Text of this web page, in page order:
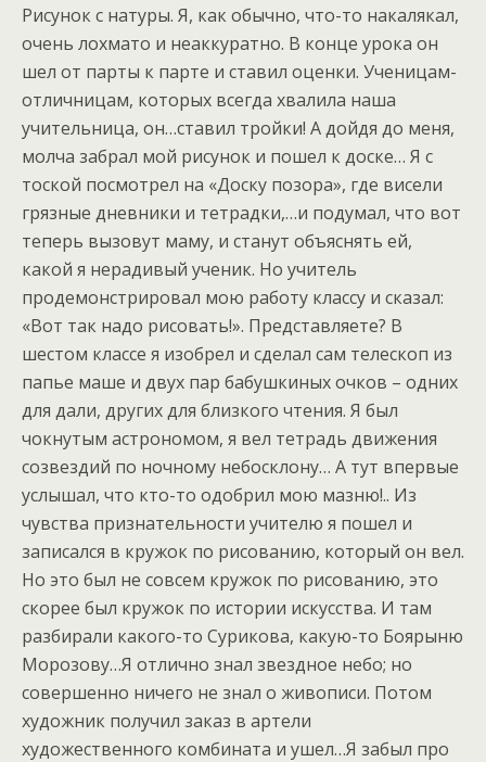
Рисунок с натуры. Я, как обычно, что-то накалякал,
очень лохмато и неаккуратно. В конце урока он
шел от парты к парте и ставил оценки. Ученицам-
отличницам, которых всегда хвалила наша
учительница, он…ставил тройки! А дойдя до меня,
молча забрал мой рисунок и пошел к доске… Я с
тоской посмотрел на «Доску позора», где висели
грязные дневники и тетрадки,…и подумал, что вот
теперь вызовут маму, и станут объяснять ей,
какой я нерадивый ученик. Но учитель
продемонстрировал мою работу классу и сказал:
«Вот так надо рисовать!». Представляете? В
шестом классе я изобрел и сделал сам телескоп из
папье маше и двух пар бабушкиных очков – одних
для дали, других для близкого чтения. Я был
чокнутым астрономом, я вел тетрадь движения
созвездий по ночному небосклону… А тут впервые
услышал, что кто-то одобрил мою мазню!.. Из
чувства признательности учителю я пошел и
записался в кружок по рисованию, который он вел.
Но это был не совсем кружок по рисованию, это
скорее был кружок по истории искусства. И там
разбирали какого-то Сурикова, какую-то Боярыню
Морозову…Я отлично знал звездное небо; но
совершенно ничего не знал о живописи. Потом
художник получил заказ в артели
художественного комбината и ушел…Я забыл про